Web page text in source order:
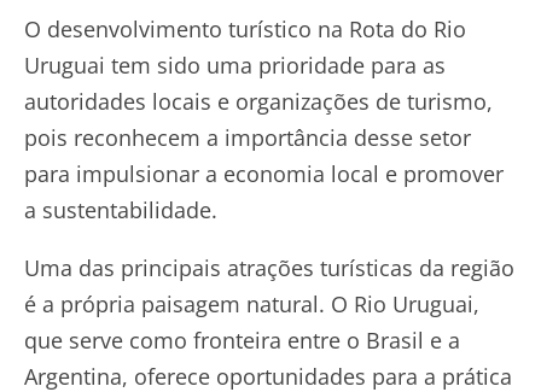
O desenvolvimento turístico na Rota do Rio
Uruguai tem sido uma prioridade para as
autoridades locais e organizações de turismo,
pois reconhecem a importância desse setor
para impulsionar a economia local e promover
a sustentabilidade.
Uma das principais atrações turísticas da região
é a própria paisagem natural. O Rio Uruguai,
que serve como fronteira entre o Brasil e a
Argentina, oferece oportunidades para a prática